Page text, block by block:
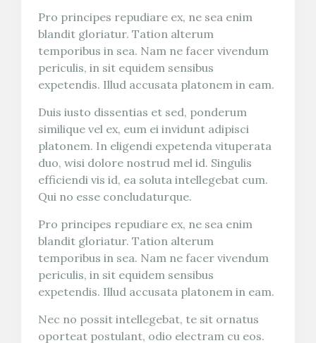
Pro principes repudiare ex, ne sea enim
blandit gloriatur. Tation alterum
temporibus in sea. Nam ne facer vivendum
periculis, in sit equidem sensibus
expetendis. Illud accusata platonem in eam.
Duis iusto dissentias et sed, ponderum
similique vel ex, eum ei invidunt adipisci
platonem. In eligendi expetenda vituperata
duo, wisi dolore nostrud mel id. Singulis
efficiendi vis id, ea soluta intellegebat cum.
Qui no esse concludaturque.
Pro principes repudiare ex, ne sea enim
blandit gloriatur. Tation alterum
temporibus in sea. Nam ne facer vivendum
periculis, in sit equidem sensibus
expetendis. Illud accusata platonem in eam.
Nec no possit intellegebat, te sit ornatus
oporteat postulant, odio electram cu eos.